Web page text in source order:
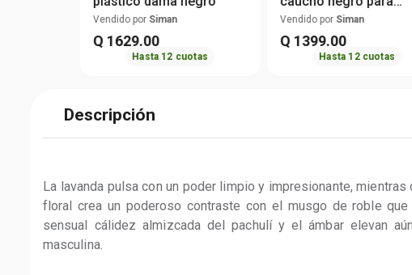
Vendido por Siman
Q 1629.00
Hasta12 cuotas
hombre
Vendido por Siman
Q 1399.00
Hasta12 cuotas
Descripción
La lavanda pulsa con un poder limpio y impresionante,
floral crea un poderoso contraste con el musgo de roble
sensual cálidez almizcada del pachulí y el ámbar elevan
masculina.